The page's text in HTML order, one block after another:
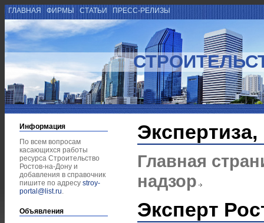
ГЛАВНАЯ ФИРМЫ СТАТЬИ ПРЕСС-РЕЛИЗЫ
Информация
По всем вопросам
касающихся работы
ресурса Строительство
Ростов-на-Дону и
добавления в справочник
пишите по адресу stroy-
portal@list.ru.
Объявления
Главная
надзор
Эксперт